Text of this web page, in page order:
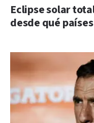
Eclipse solar
desde qué